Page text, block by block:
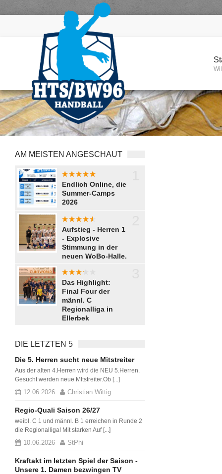
AM MEISTEN ANGESCHAUT
aaaaaaaa
Endlich Online, die
Summer-Camps
2026
aaaaaaa
Aufstieg - Herren 1
- Explosive
Stimmung in der
neuen WoBo-Halle.
aaaaa
Das Highlight:
Final Four der
männl. C
Regionalliga in
Ellerbek
DIE LETZTEN 5
Die 5. Herren sucht neue Mitstreiter
Aus der alten 4.Herren wird die NEU 5.Herren.
Gesucht werden neue MItstreiter.Ob [...]
12.06.2026 Christian Wittig
Regio-Quali Saison 26/27
weibl. C 1 und männl. B 1 erreichen in Runde 2
die Regionalliga! Mit starken Auf [...]
10.06.2026 StPhi
Kraftakt im letzten Spiel der Saison -
Unsere 1. Damen bezwingen TV